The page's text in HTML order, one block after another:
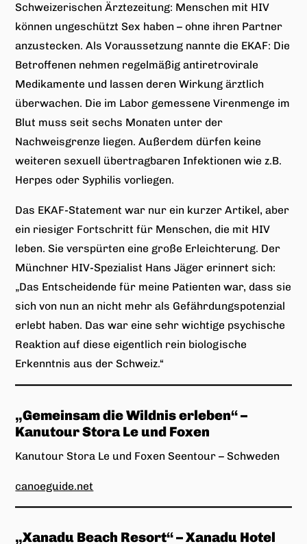
Schweizerischen Ärztezeitung: Menschen mit HIV
können ungeschützt Sex haben – ohne ihren Partner
anzustecken. Als Voraussetzung nannte die EKAF: Die
Betroffenen nehmen regelmäßig antiretrovirale
Medikamente und lassen deren Wirkung ärztlich
überwachen. Die im Labor gemessene Virenmenge im
Blut muss seit sechs Monaten unter der
Nachweisgrenze liegen. Außerdem dürfen keine
weiteren sexuell übertragbaren Infektionen wie z.B.
Herpes oder Syphilis vorliegen.
Das EKAF-Statement war nur ein kurzer Artikel, aber
ein riesiger Fortschritt für Menschen, die mit HIV
leben. Sie verspürten eine große Erleichterung. Der
Münchner HIV-Spezialist Hans Jäger erinnert sich:
„Das Entscheidende für meine Patienten war, dass sie
sich von nun an nicht mehr als Gefährdungspotenzial
erlebt haben. Das war eine sehr wichtige psychische
Reaktion auf diese eigentlich rein biologische
Erkenntnis aus der Schweiz.“
„Gemeinsam die Wildnis erleben“ –
Kanutour Stora Le und Foxen
Kanutour Stora Le und Foxen Seentour – Schweden
canoeguide.net
„Xanadu Beach Resort“ – Xanadu Hotel